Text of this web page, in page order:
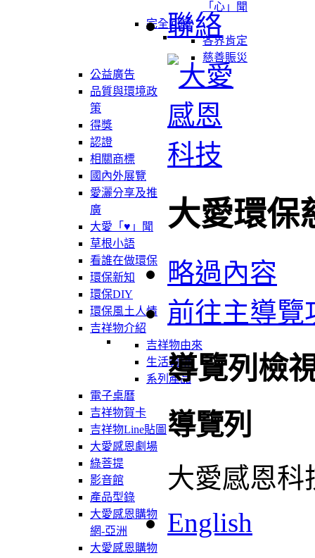
「心」聞
完全回饋
各界肯定
慈善賑災
公益廣告
品質與環境政
策
得獎
認證
相關商標
國內外展覽
愛灑分享及推
廣
大愛「♥」聞
草根小語
看誰在做環保
環保新知
環保DIY
環保風土人情
吉祥物介紹
吉祥物由來
生活軌跡
系列產品
電子桌曆
吉祥物賀卡
吉祥物Line貼圖
大愛感恩劇場
綠菩提
影音館
產品型錄
大愛感恩購物
網-亞洲
大愛感恩購物
聯絡
大愛環保
略過內容
前往主導覽
導覽列檢
導覽列
大愛感恩科
English